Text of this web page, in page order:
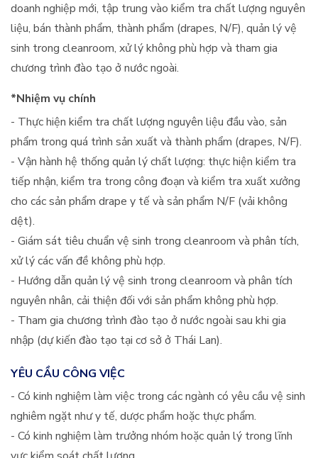
doanh nghiệp mới, tập trung vào kiểm tra chất lượng nguyên
liệu, bán thành phẩm, thành phẩm (drapes, N/F), quản lý vệ
sinh trong cleanroom, xử lý không phù hợp và tham gia
chương trình đào tạo ở nước ngoài.
*Nhiệm vụ chính
- Thực hiện kiểm tra chất lượng nguyên liệu đầu vào, sản
phẩm trong quá trình sản xuất và thành phẩm (drapes, N/F).
- Vận hành hệ thống quản lý chất lượng: thực hiện kiểm tra
tiếp nhận, kiểm tra trong công đoạn và kiểm tra xuất xưởng
cho các sản phẩm drape y tế và sản phẩm N/F (vải không
dệt).
- Giám sát tiêu chuẩn vệ sinh trong cleanroom và phân tích,
xử lý các vấn đề không phù hợp.
- Hướng dẫn quản lý vệ sinh trong cleanroom và phân tích
nguyên nhân, cải thiện đối với sản phẩm không phù hợp.
- Tham gia chương trình đào tạo ở nước ngoài sau khi gia
nhập (dự kiến đào tạo tại cơ sở ở Thái Lan).
YÊU CẦU CÔNG VIỆC
- Có kinh nghiệm làm việc trong các ngành có yêu cầu vệ sinh
nghiêm ngặt như y tế, dược phẩm hoặc thực phẩm.
- Có kinh nghiệm làm trưởng nhóm hoặc quản lý trong lĩnh